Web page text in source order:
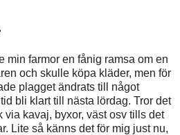
min farmor en fånig ramsa om en
och skulle köpa kläder, men för
plagget ändrats till något
bli klart till nästa lördag. Tror det
via kavaj, byxor, väst osv tills det
Lite så känns det för mig just nu,